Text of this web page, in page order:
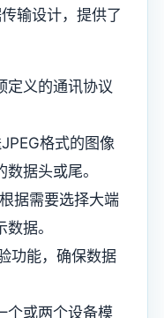
输设计，提供了
定义的通讯协议
格式的图像
据头或尾。
据需要选择大端
据。
功能，确保数据
个或两个设备模